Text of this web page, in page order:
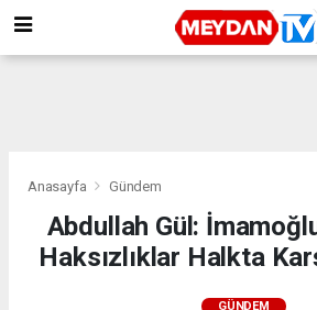
Anasayfa Gündem
Abdullah Gül:
Haksızlıklar Halkta
GÜNDEM